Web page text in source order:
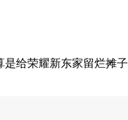
给荣耀新东家留烂摊